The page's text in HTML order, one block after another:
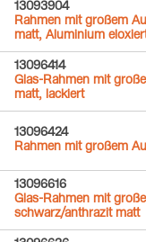
13093904
Rahmen mit großem
matt, Aluminium
13096414
Glas-Rahmen mit
matt, lackiert
13096424
Rahmen mit großem
13096616
Glas-Rahmen mit
schwarz/anthrazit matt